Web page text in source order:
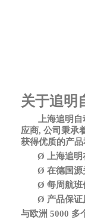
关于追明
上海追明
应商, 公司秉承
获得优质的产
Ø
上海追
Ø 在德国源
Ø 每周航班
Ø 产品保
与欧洲 5000 多